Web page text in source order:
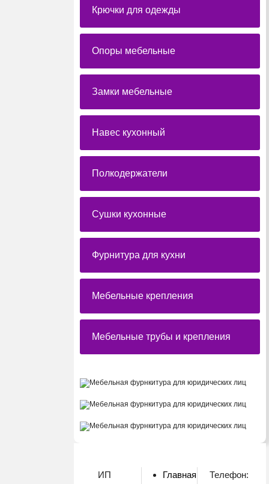
Крючки для одежды
Опоры мебельные
Замки мебельные
Навес кухонный
Полкодержатели
Сушки кухонные
Фурнитура для кухни
Мебельные крепления
Мебельные трубы и крепления
ИП
Главная
Телефон: